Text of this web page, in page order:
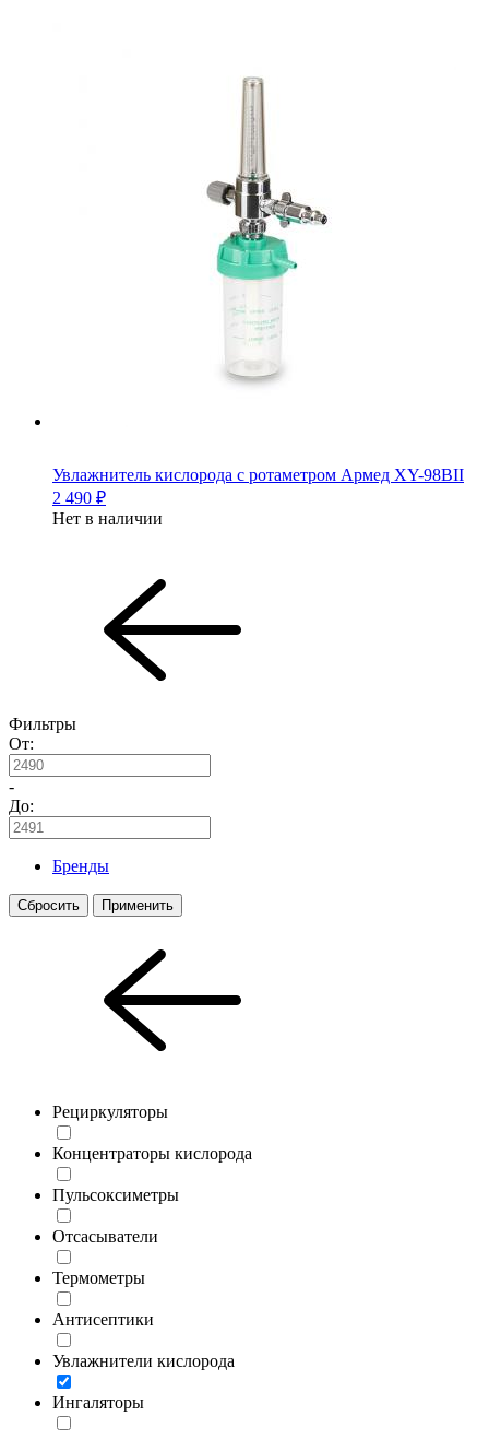
Увлажнитель кислорода с ротаметром Армед XY-98BII
2 490 ₽
Нет в наличии
Фильтры
От:
-
До:
Бренды
Сбросить Применить
Рециркуляторы
Концентраторы кислорода
Пульсоксиметры
Отсасыватели
Термометры
Антисептики
Увлажнители кислорода
Ингаляторы